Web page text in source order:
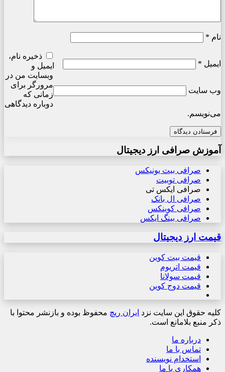
نام *
ایمیل *
وب‌ سایت
ذخیره نام،
ایمیل و
وبسایت من در
مرورگر برای
زمانی که
دوباره دیدگاهی
می‌نویسم.
آموزش صرافی ارز دیجیتال
صرافی بیت یونیکس
صرافی توبیت
صرافی ایکس تی
صرافی ال بانک
صرافی کوینکس
صرافی بینگ ایکس
قیمت ارز دیجیتال
قیمت بیت کوین
قیمت اتریوم
قیمت سولانا
قیمت دوج کوین
کلیه حقوق این سایت نزد ایران ریچ محفوظ بوده و بازنشر محتوا با
ذکر منبع بلامانع است.
درباره ما
تماس با ما
استخدام نویسنده
همکاری با ما